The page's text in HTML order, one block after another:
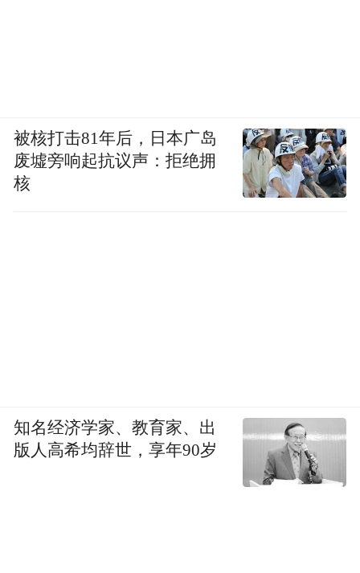
被核打击81年后，日本广岛
废墟旁响起抗议声：拒绝拥
核
知名经济学家、教育家、出
版人高希均辞世，享年90岁